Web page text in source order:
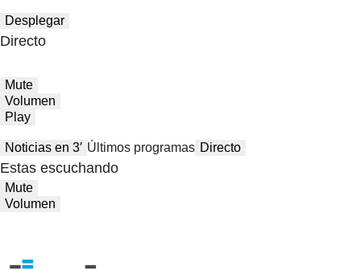
Desplegar
Directo
Mute
Volumen
Play
Noticias en 3′ Últimos programas Directo
Estas escuchando
Mute
Volumen